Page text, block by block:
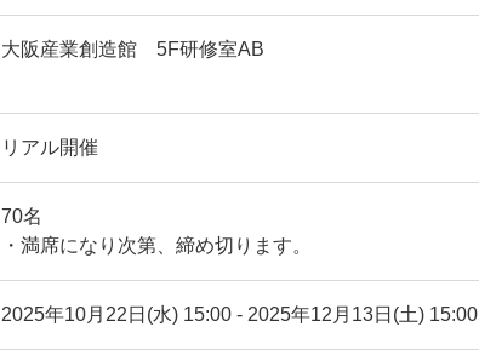
大阪産業創造館 5F研修室AB
リアル開催
70名
・満席になり次第、締め切ります。
2025年10月22日(水) 15:00 - 2025年12月13日(土) 15:00